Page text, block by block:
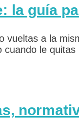
la guía
vueltas a la
le